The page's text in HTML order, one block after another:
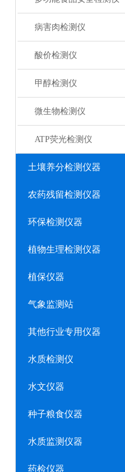
病害肉检测仪
酸价检测仪
甲醇检测仪
微生物检测仪
ATP荧光检测仪
土壤养分检测仪器
农药残留检测仪器
环保检测仪器
植物生理检测仪器
植保仪器
气象监测站
其他行业专用仪器
水质检测仪
水文仪器
种子粮食仪器
水质监测仪器
药检仪器